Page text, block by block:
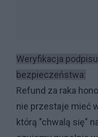
Weryfikacja
bezpieczeństwa:
Refund za raka
nie przestaje mieć
którą "chwalą się"